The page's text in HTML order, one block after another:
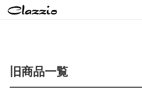
旧商品一覧